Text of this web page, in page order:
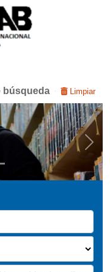
búsqueda Limpiar
Next